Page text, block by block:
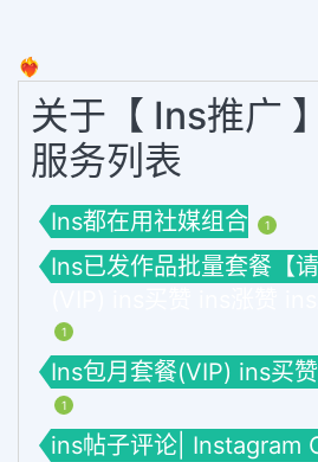
❤️‍🔥
关于【 Ins推广
服务列表
Ins都在用社媒组合 1
Ins已发作品批量套餐【
1
Ins包月套餐(VIP) ins买
1
ins帖子评论| Instagram